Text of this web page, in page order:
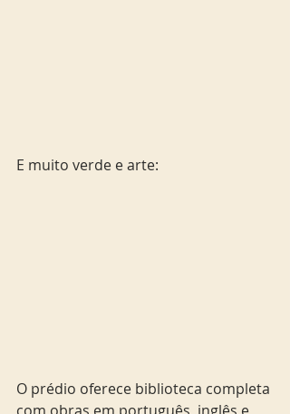
E muito verde e arte:
O prédio oferece biblioteca completa